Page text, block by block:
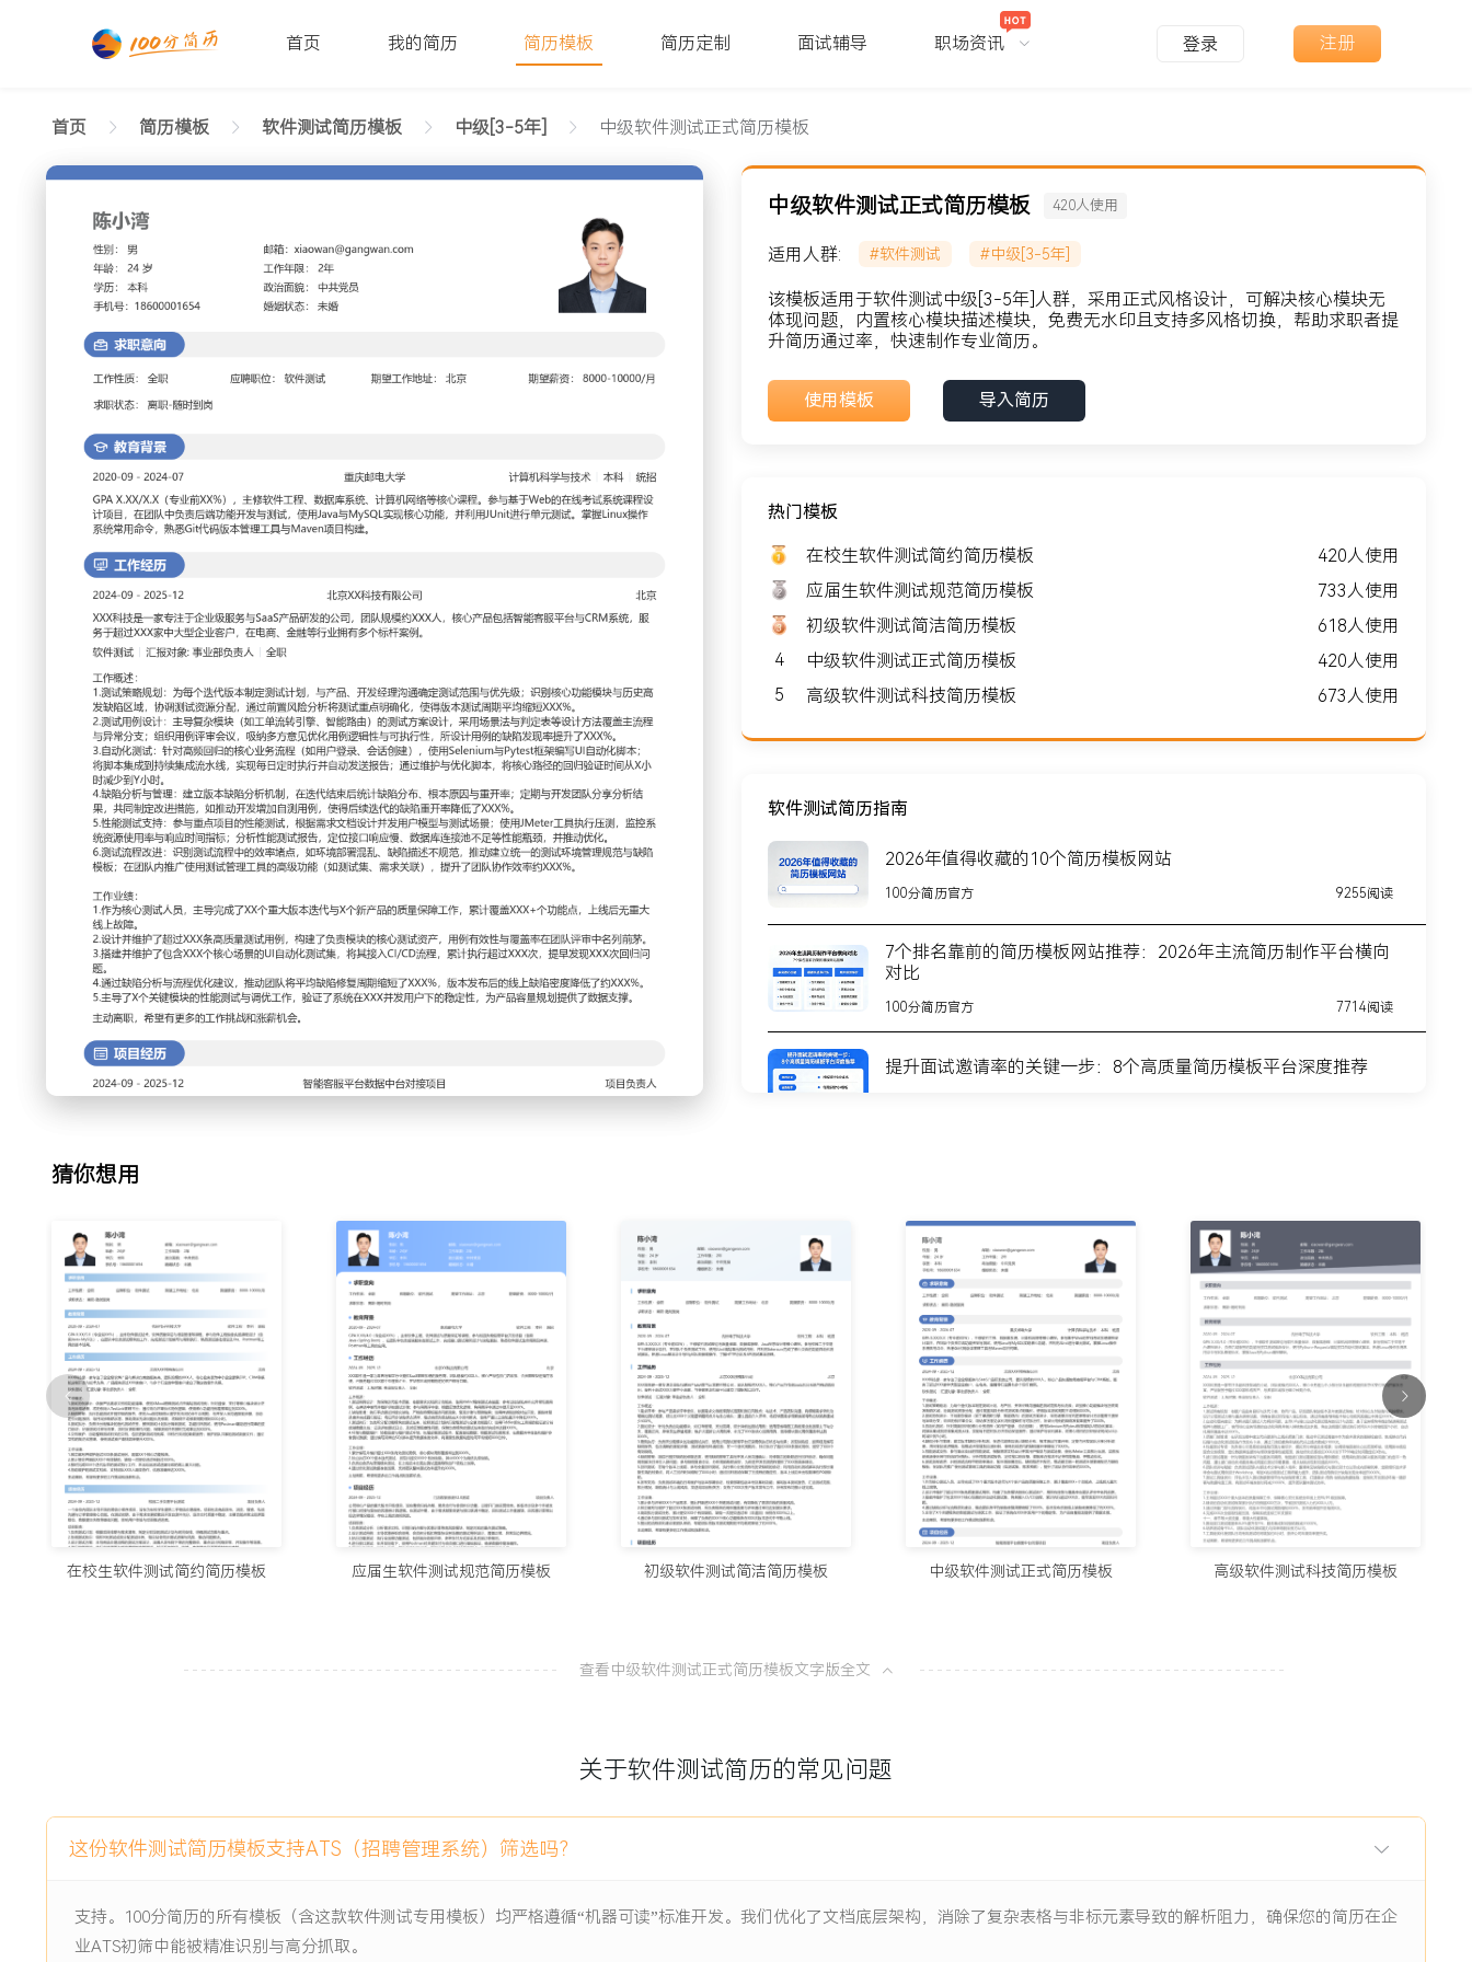
首页 我的简历 简历模板 简历定制 面试辅导 职场资讯 登录 注册
首页 简历模板 软件测试简历模板 中级[3-5年] 中级软件测试正式简历模板
正在查看中级软件测试正式简历模板文字版
陈小湾
求职意向
工作性质: 全职应聘职位: 软件测试期望工作地址: 北京
求职状态: 离职-随时到岗
工作经历
XXX科技是一家专注于企业级服务与SaaS产品研发的公司，团队规模约XXX人，核心产品
包括智能客服平台与CRM系统，服务于超过XXX家中大型企业客户，在电商、金融等行业
拥有多个标杆案例。
软件测试汇报对象：部门总监
工作概述：
1.测试策略规划：为每个迭代版本制定测试计划，与产品、开发经理沟通确定测试范围与
优先级；识别核心功能模块与历史高发缺陷区域，协调测试资源分配，通过前置风险分析
将测试重点明确化，使得版本测试周期平均缩短XXX%。
2.测试用例设计：主导复杂模块（如工单流转引擎、智能路由）的测试方案设计，采用场
景法与判定表等设计方法覆盖主流程与异常分支；组织用例评审会议，吸纳多方意见优化
用例逻辑性与可执行性，所设计用例的缺陷发现率提升了XXX%。
3.自动化测试：针对高频回归的核心业务流程（如用户登录、会话创建），使用Selenium
与Pytest框架编写UI自动化脚本；将脚本集成到持续集成流水线，实现每日定时执行并自
动发送报告；通过维护与优化脚本，将核心路径的回归验证时间从X小时减少到Y小时。
得后续迭代的缺陷重开率降低了XXX%。
景；使用JMeter工具执行压测，监控系统资源使用率与响应时间指标；分析性能测试报
告，定位接口响应慢、数据库连接池不足等性能瓶颈，并推动优化。
6.测试流程改进：识别测试流程中的效率堵点，如环境部署混乱、缺陷描述不规范，推动
建立统一的测试环境管理规范与缺陷模板；在团队内推广使用测试管理工具的高级功能
（如测试集、需求关联），提升了团队协作效率约XXX%。
工作业绩：
1.作为核心测试人员，主导完成了XX个重大版本迭代与X个新产品的质量保障工作，累计
覆盖XXX+个功能点，上线后无重大线上故障。
2.设计并维护了超过XXX条高质量测试用例，构建了负责模块的核心测试资产，用例有效
性与覆盖率在团队评审中名列前茅。
3.搭建并维护了包含XXX个核心场景的UI自动化测试集，将其接入CI/CD流程，累计执行超
过XXX次，提早发现XXX次回归问题。
产品容量规划提供了数据支撑。
目
行为数据的实时同步与智能推荐。项目涉及XX个微服务接口改造、数据一致性保障及历史
数据迁移，复杂度高且上线时间紧张，任何数据错误将直接影响客户服务体验与营销决
中级软件测试正式简历模板 420人使用
适用人群: #软件测试 #中级[3-5年]
该模板适用于软件测试中级[3-5年]人群，采用正式风格设计，可解决核心模块无
体现问题，内置核心模块描述模块，免费无水印且支持多风格切换，帮助求职者提
升简历通过率，快速制作专业简历。
使用模板 导入简历
热门模板
在校生软件测试简约简历模板
420人使用
应届生软件测试规范简历模板
733人使用
初级软件测试简洁简历模板
618人使用
4
中级软件测试正式简历模板
420人使用
5
高级软件测试科技简历模板 673人使用
软件测试简历指南
2026年值得收藏的10个简历模板网站
100分简历官方 9255阅读
7个排名靠前的简历模板网站推荐：2026年主流简历制作平台横向
对比
100分简历官方 7714阅读
提升面试邀请率的关键一步：8个高质量简历模板平台深度推荐
不会写简历？这8个高质量简历模板网站，帮你轻松迈出求职第一
100分简历官方 9915阅读
你的简历为什么总是被筛掉？试试这6个在线简历制作网站
100分简历官方 7354阅读
10个值得试用的制作简历网站与在线简历工具推荐（2026）
100分简历官方
8款AI简历生成工具实测：从智能制作到优化，国内外精选推荐
100分简历官方 9484阅读
猜你想用
在校生软件测试简约简历模板 应届生软件测试规范简历模板 初级软件测试简洁简历模板 中级软件测试正式简历模板 高级软件测试科技简历模板
查看中级软件测试正式简历模板文字版全文
关于软件测试简历的常见问题
这份软件测试简历模板支持ATS（招聘管理系统）筛选吗？
支持。100分简历的所有模板（含这款软件测试专用模板）均严格遵循“机器可读”标准开发。我们优化了文档底层架构，消除了复杂表格与非标元素导致的解析阻力，确保您的简历在企
业ATS初筛中能被精准识别与高分抓取。